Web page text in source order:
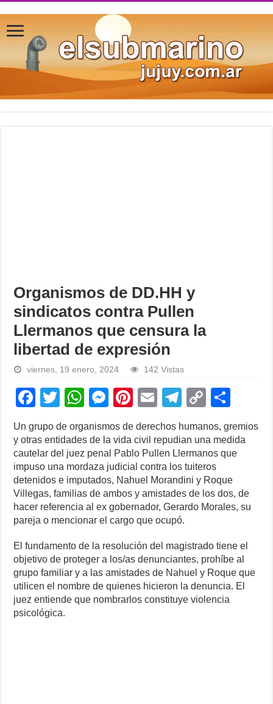
Organismos de DD.HH y
sindicatos contra Pullen
Llermanos que censura la
libertad de expresión
viernes, 19 enero, 2024 142 Vistas
F
c
e
b
o
o
T
wi
tt
er
W
h
at
s
A
p
p
M
ss
e
n
g
er
Pi
nt
er
e
st
E
m
ail
T
e
gr
a
m
C
p
y
Li
n
k
ar
e
Un grupo de organismos de derechos humanos, gremios
y otras entidades de la vida civil repudian una medida
cautelar del juez penal Pablo Pullen Llermanos que
impuso una mordaza judicial contra los tuiteros
detenidos e imputados, Nahuel Morandini y Roque
Villegas, familias de ambos y amistades de los dos, de
hacer referencia al ex gobernador, Gerardo Morales, su
pareja o mencionar el cargo que ocupó.
El fundamento de la resolución del magistrado tiene el
objetivo de proteger a los/as denunciantes, prohíbe al
grupo familiar y a las amistades de Nahuel y Roque que
utilicen el nombre de quienes hicieron la denuncia. El
juez entiende que nombrarlos constituye violencia
psicológica.